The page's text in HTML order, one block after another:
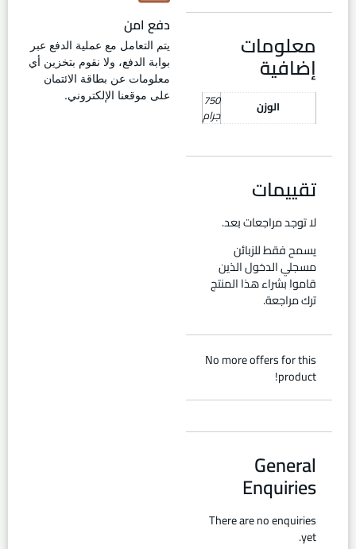
معلومات
إضافية
الوزن 750
جرام
تقييمات
لا توجد مراجعات بعد.
يسمح فقط للزبائن
مسجلي الدخول الذين
قاموا بشراء هذا المنتج
ترك مراجعة.
No more offers for this
product!
General
Enquiries
There are no enquiries
yet.
دفع امن
يتم التعامل مع عملية الدفع عبر
بوابة الدفع، ولا نقوم بتخزين أي
معلومات عن بطاقة الائتمان
على موقعنا الإلكتروني.